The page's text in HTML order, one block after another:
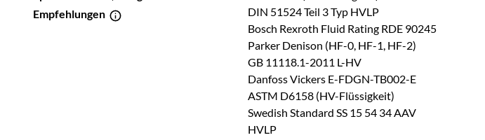
Empfehlungen
DIN 51524 Teil 3 Typ HVLP
Bosch Rexroth Fluid Rating RDE 90245
Parker Denison (HF-0, HF-1, HF-2)
GB 11118.1-2011 L-HV
Danfoss Vickers E-FDGN-TB002-E
ASTM D6158 (HV-Flüssigkeit)
Swedish Standard SS 15 54 34 AAV
HVLP